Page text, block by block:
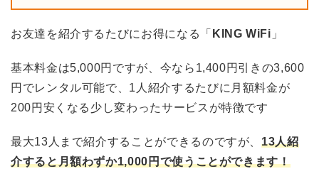
お友達を紹介するたびにお得になる「 KING WiFi 」
基本料金は5,000円ですが、今なら1,400円引きの3,600
円でレンタル可能で、1人紹介するたびに月額料金が
200円安くなる少し変わったサービスが特徴です
最大13人まで紹介することができるのですが、13人紹
介すると月額わずか1,000円で使うことができます！